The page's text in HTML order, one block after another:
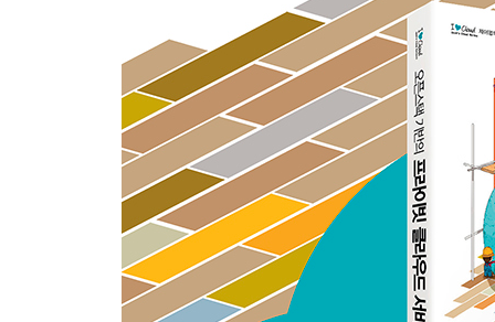
2.1.1.1 도입 기업 내부 환경 분석
2.1.1.2 도입 기업 외부 환경 분석
2.1.2 클라우드 서비스 설계
2.1.2.1 클라우드 서비스의 단계적인 도입 전략
2.1.2.2 클라우드 서비스 아키텍처 수립
2.1.2.3 클라우드 서비스 조직 체계 수립
2.1.3 클라우드 서비스 이행 계획 수립
2.1.3.1 클라우드 서비스 운영 관리 체계 수립
2.1.3.2 클라우드 서비스 정보 보호 체계 수립
2.1.4 클라우드 서비스 투자 효과 분석